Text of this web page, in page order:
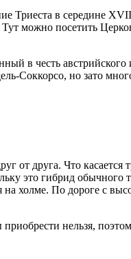
Триеста в середине
Тут можно посетить
в честь
Соккорсо, но зато
от друга. Что касается
это гибрид обычного
на холме. По дороге с
нельзя,